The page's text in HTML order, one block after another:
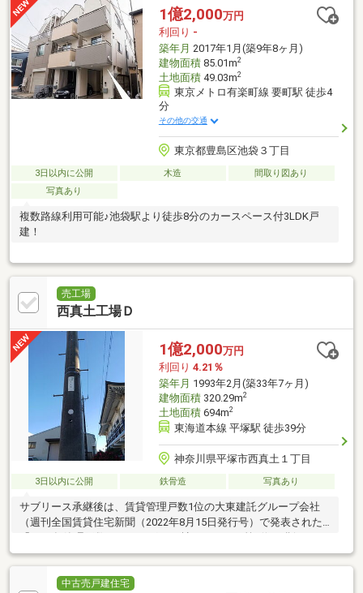
1億2,000万円
利回り -
築年月 2017年1月(築9年8ヶ月)
建物面積85.01m2
土地面積49.03m2
東京メトロ有楽町線 要町駅 徒歩4
分
その他の交通
東京都豊島区池袋３丁目
3日以内に公開 木造
間取り図あり
写真あり
複数路線利用可能♪池袋駅より徒歩8分のカースペース付3LDK戸
建！
売工場
西真土工場Ｄ
1億2,000万円
利回り 4.21％
築年月 1993年2月(築33年7ヶ月)
建物面積320.29m2
土地面積694m2
東海道本線 平塚駅 徒歩39分
神奈川県平塚市西真土１丁目
3日以内に公開 鉄骨造 写真あり
サブリース承継後は、賃貸管理戸数1位の大東建託グループ会社
（週刊全国賃貸住宅新聞（2022年8月15日発行号）で発表された
「2022年管理戸数ランキング1083社」において第1位を獲得）が
管理を行い、
中古売戸建住宅